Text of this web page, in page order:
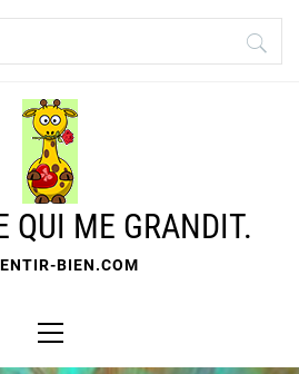
QUI ME GRANDIT.
BIEN.COM
Menu